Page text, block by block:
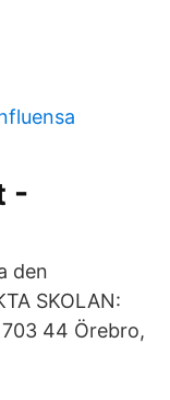
-
den
SKOLAN:
44 Örebro,